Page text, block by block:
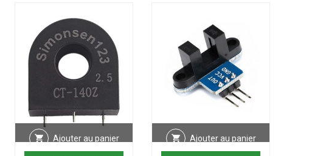
Ajouter au panier Ajouter au panier